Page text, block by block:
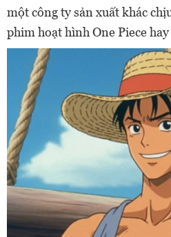
một công ty sản xuất khác
phim hoạt hình One Piece hay